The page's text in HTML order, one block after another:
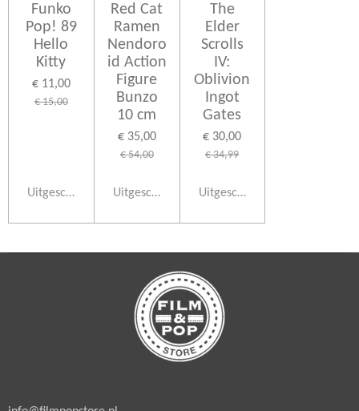
Funko
Pop! 89
Hello
Kitty
€ 11,00
€ 15,00
Uitgeschakeld
Red Cat
Ramen
Nendoro
id Action
Figure
Bunzo
10 cm
€ 35,00
€ 54,00
Uitgeschakeld
The
Elder
Scrolls
IV:
Oblivion
Ingot
Gates
€ 30,00
€ 34,99
Uitgeschakeld